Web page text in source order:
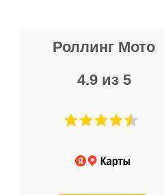
Роллинг Мото
4.9 из 5
Не понравились условия
и дают только на год)